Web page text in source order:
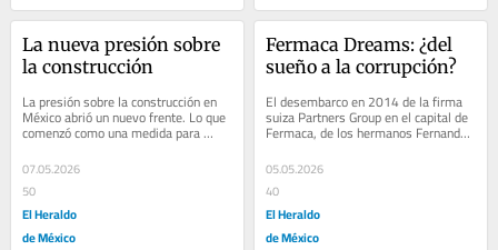
La nueva presión sobre
la construcción
La presión sobre la construcción en
México abrió un nuevo frente. Lo que
comenzó como una medida para
frenar importaciones terminó por...
07.05.2026
50
El Heraldo
de México
Fermaca Dreams: ¿del
sueño a la corrupción?
El desembarco en 2014 de la firma
suiza Partners Group en el capital de
Fermaca, de los hermanos Fernando
Calvillo Álvarez y Manuel Calvillo...
05.05.2026
40
El Heraldo
de México